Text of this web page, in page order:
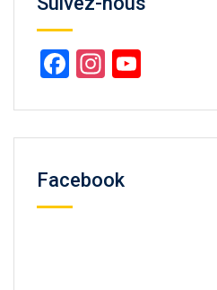
Facebook
Instagram
Facebook